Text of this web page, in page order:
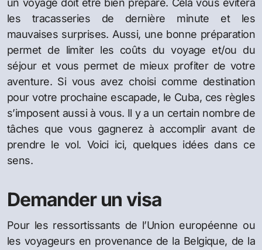
un voyage doit être bien préparé. Cela vous évitera
les tracasseries de dernière minute et les
mauvaises surprises. Aussi, une bonne préparation
permet de limiter les coûts du voyage et/ou du
séjour et vous permet de mieux profiter de votre
aventure. Si vous avez choisi comme destination
pour votre prochaine escapade, le Cuba, ces règles
s’imposent aussi à vous. Il y a un certain nombre de
tâches que vous gagnerez à accomplir avant de
prendre le vol. Voici ici, quelques idées dans ce
sens.
Demander un visa
Pour les ressortissants de l’Union européenne ou
les voyageurs en provenance de la Belgique, de la